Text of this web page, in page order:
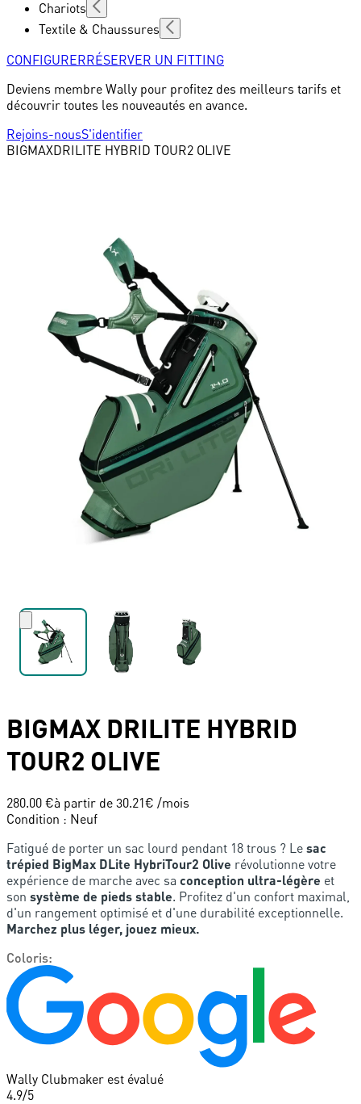
Chariots
Textile & Chaussures
CONFIGURERRÉSERVER UN FITTING
Deviens membre Wally pour profitez des meilleurs tarifs et
découvrir toutes les nouveautés en avance.
Rejoins-nousS'identifier
BIGMAXDRILITE HYBRID TOUR2 OLIVE
BIGMAX DRILITE HYBRID
TOUR2 OLIVE
280.00 €à partir de 30.21€ /mois
Condition : Neuf
Fatigué de porter un sac lourd pendant 18 trous ? Le sac
trépied BigMax DLite HybriTour2 Olive révolutionne votre
expérience de marche avec sa conception ultra-légère et
son système de pieds stable. Profitez d'un confort maximal,
d'un rangement optimisé et d'une durabilité exceptionnelle.
Marchez plus léger, jouez mieux.
Coloris:
Wally Clubmaker est évalué
4.9/5